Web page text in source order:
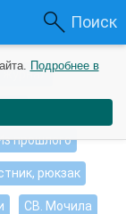
Поиск
журнал
прошлого
рюкзак
СВ. Мочила
Подробнее в